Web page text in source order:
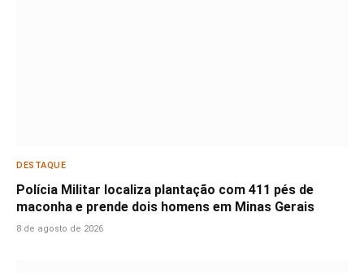
DESTAQUE
Polícia Militar localiza plantação com 411 pés de
maconha e prende dois homens em Minas Gerais
8 de agosto de 2026